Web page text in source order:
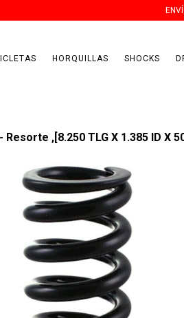
HORQUILLAS SHOCKS
Resorte ,[8.250 TLG X 1.385 ID X